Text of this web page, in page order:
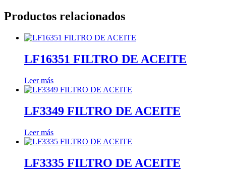
Productos relacionados
LF16351 FILTRO DE ACEITE
Leer más
LF3349 FILTRO DE ACEITE
Leer más
LF3335 FILTRO DE ACEITE